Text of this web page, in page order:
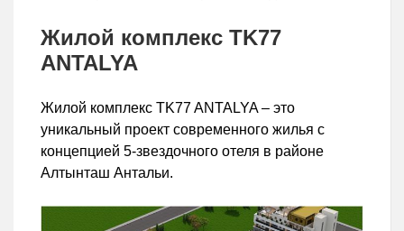
Жилой комплекс TK77
ANTALYA
Жилой комплекс TK77 ANTALYA – это
уникальный проект современного жилья с
концепцией 5-звездочного отеля в районе
Алтынташ Антальи.